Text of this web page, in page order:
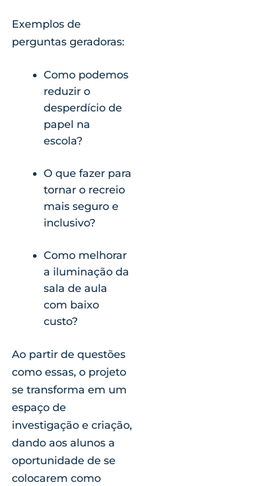
Exemplos de
perguntas geradoras:
Como podemos
reduzir o
desperdício de
papel na
escola?
O que fazer para
tornar o recreio
mais seguro e
inclusivo?
Como melhorar
a iluminação da
sala de aula
com baixo
custo?
Ao partir de questões
como essas, o projeto
se transforma em um
espaço de
investigação e criação,
dando aos alunos a
oportunidade de se
colocarem como